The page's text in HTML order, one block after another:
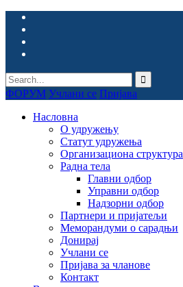
ФОРУМ Учлани се Пријава
Насловна
О удружењу
Статут удружења
Организациона структура
Радна тела
Главни одбор
Управни одбор
Надзорни одбор
Партнери и пријатељи
Меморандуми о сарадњи
Донирај
Учлани се
Пријава за чланове
Контакт